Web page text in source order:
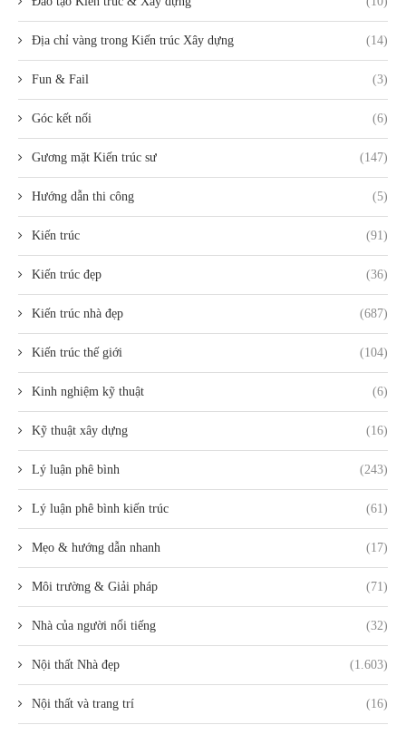
Địa chỉ vàng trong Kiến trúc Xây dựng (14)
Fun & Fail (3)
Góc kết nối (6)
Gương mặt Kiến trúc sư (147)
Hướng dẫn thi công (5)
Kiến trúc (91)
Kiến trúc đẹp (36)
Kiến trúc nhà đẹp (687)
Kiến trúc thế giới (104)
Kinh nghiệm kỹ thuật (6)
Kỹ thuật xây dựng (16)
Lý luận phê bình (243)
Lý luận phê bình kiến trúc (61)
Mẹo & hướng dẫn nhanh (17)
Môi trường & Giải pháp (71)
Nhà của người nổi tiếng (32)
Nội thất Nhà đẹp (1.603)
Nội thất và trang trí (16)